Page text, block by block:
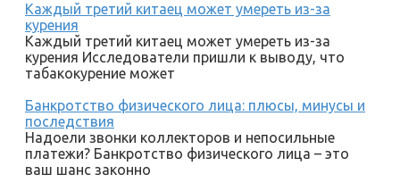
Каждый третий китаец может умереть из-за
курения
Каждый третий китаец может умереть из-за
курения Исследователи пришли к выводу, что
табакокурение может
Банкротство физического лица: плюсы, минусы и
последствия
Надоели звонки коллекторов и непосильные
платежи? Банкротство физического лица – это
ваш шанс законно